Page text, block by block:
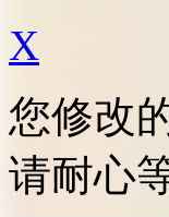
X
您修改
请耐心